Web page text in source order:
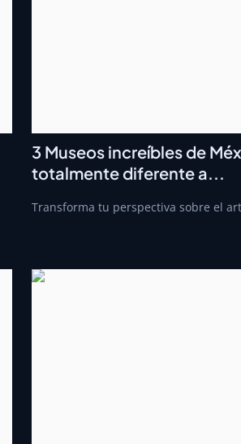
3 Museos increíbles de
totalmente diferente a...
Transforma tu perspectiva sobre el